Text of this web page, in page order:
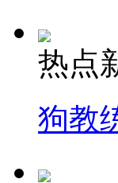
热点
狗教